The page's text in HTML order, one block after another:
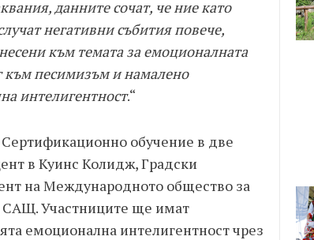
данните сочат, че ние като
негативни събития повече,
към темата за емоционалната
към песимизъм и намалено
интелигентност.“
обучение в две
в Куинс Колидж, Градски
на Международното общество за
САЩ. Участниците ще имат
емоционална интелигентност чрез